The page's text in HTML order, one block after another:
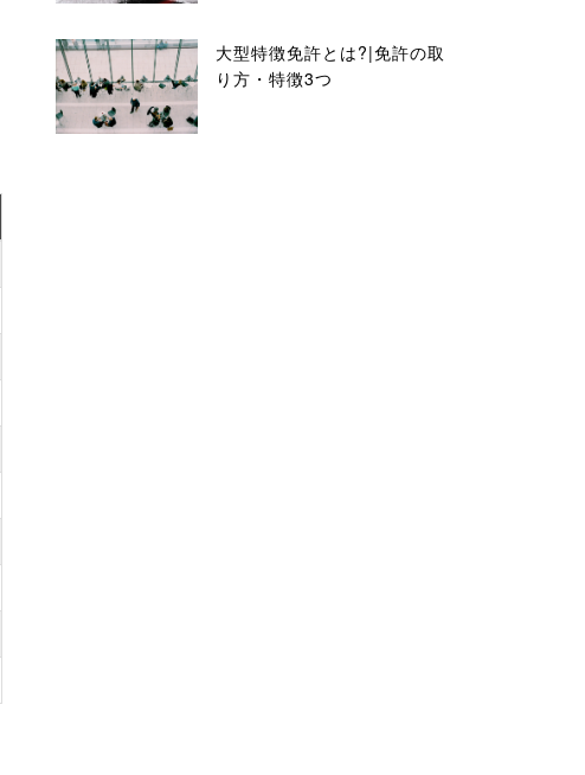
大型特徴免許とは?|免許の取
り方・特徴3つ